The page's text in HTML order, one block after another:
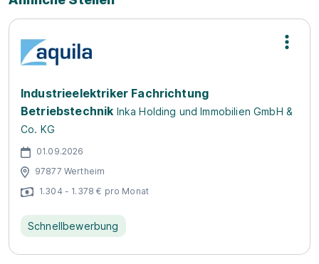
Industrieelektriker Fachrichtung
Betriebstechnik Inka Holding und Immobilien GmbH &
Co. KG
01.09.2026
97877 Wertheim
1.304 - 1.378 € pro Monat
Schnellbewerbung